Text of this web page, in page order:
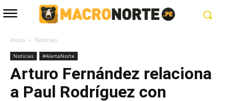
Inicio Noticias
Noticias #AlertaNorte
Arturo Fernández relaciona
a Paul Rodríguez con